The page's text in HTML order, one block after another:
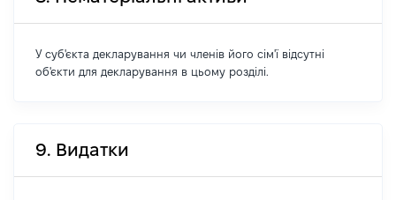
У суб'єкта декларування чи членів його сім'ї відсутні
об'єкти для декларування в цьому розділі.
9. Видатки